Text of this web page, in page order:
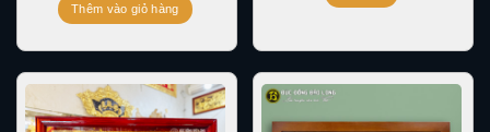
Thêm vào giỏ hàng